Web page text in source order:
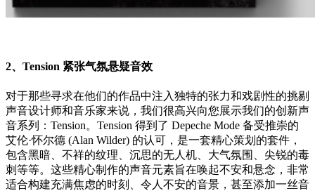
2、Tension 紧张气氛悬疑音效
对于那些寻求在他们的作品中注入独特的张力和戏剧性的挑剔
声音设计师和音乐家来说，我们很高兴向您展示我们的创新声
音系列：Tension。Tension 得到了 Depeche Mode 备受推崇的
艾伦·怀尔德 (Alan Wilder) 的认可，是一套精心策划的套件，
包含黑暗、不祥的纹理、沉思的无人机、大气氛围、尖锐的毒
刺等等。这些精心制作的声音元素旨在唤起不安和悬念，非常
适合构建充满焦虑的时刻、令人不安的音景，甚至添加一丝音